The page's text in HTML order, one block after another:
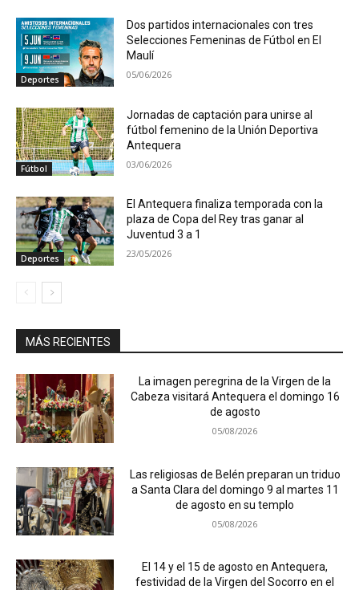
Deportes
Dos partidos internacionales con tres
Selecciones Femeninas de Fútbol en El
Maulí
05/06/2026
Fútbol
Jornadas de captación para unirse al
fútbol femenino de la Unión Deportiva
Antequera
03/06/2026
Deportes
El Antequera finaliza temporada con la
plaza de Copa del Rey tras ganar al
Juventud 3 a 1
23/05/2026
MÁS RECIENTES
La imagen peregrina de la Virgen de la
Cabeza visitará Antequera el domingo 16
de agosto
05/08/2026
Las religiosas de Belén preparan un triduo
a Santa Clara del domingo 9 al martes 11
de agosto en su templo
05/08/2026
El 14 y el 15 de agosto en Antequera,
festividad de la Virgen del Socorro en el